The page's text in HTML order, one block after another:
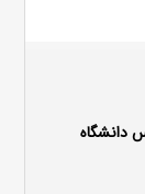
دانشگاه